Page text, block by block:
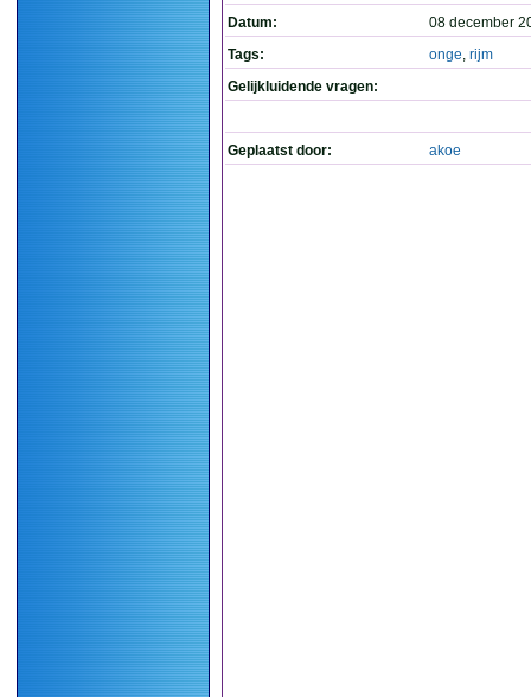
Datum:
08 december
Tags:
onge, rijm
Gelijkluidende vragen:
Geplaatst door: akoe